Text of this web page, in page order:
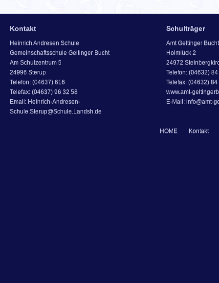
Kontakt
Heinrich Andresen Schule
Gemeinschaftsschule Geltinger Bucht
Am Schulzentrum 5
24996 Sterup
Telefon: (04637) 616
Telefax: (04637) 96 32 58
Email: Heinrich-Andresen-
Schule.Sterup@Schule.Landsh.de
Schulträger
Amt Geltinger Bucht
Holmlück 2
24972
Telefon: (04632)
Telefax: (04632) 84
www.amt-
E-Mail: info@amt-
HOME Kontakt